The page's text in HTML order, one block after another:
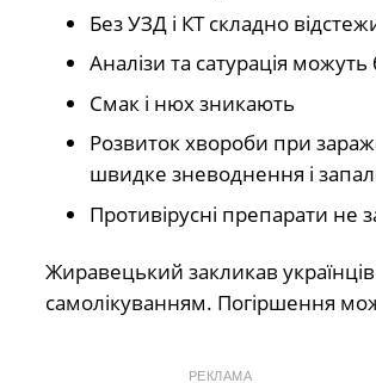
Без УЗД і КТ складно
Аналізи та сатурація
Смак і нюх зникають
Розвиток хвороби при
швидке зневоднення і
Противірусні препарати не
Жиравецький закликав
самолікуванням. Погіршення
РЕКЛАМА